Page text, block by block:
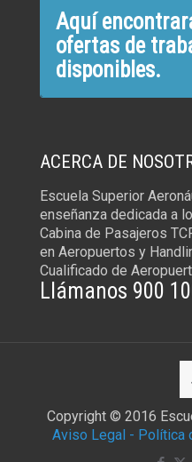
Aquí
ofertas de
disponibles.
ACERCA DE
Escuela Superior
enseñanza dedicada a
Cabina de Pasajeros
en Aeropuertos y
Cualificado de
Llámanos 900
Copyright © 2016
Aviso Legal - Política